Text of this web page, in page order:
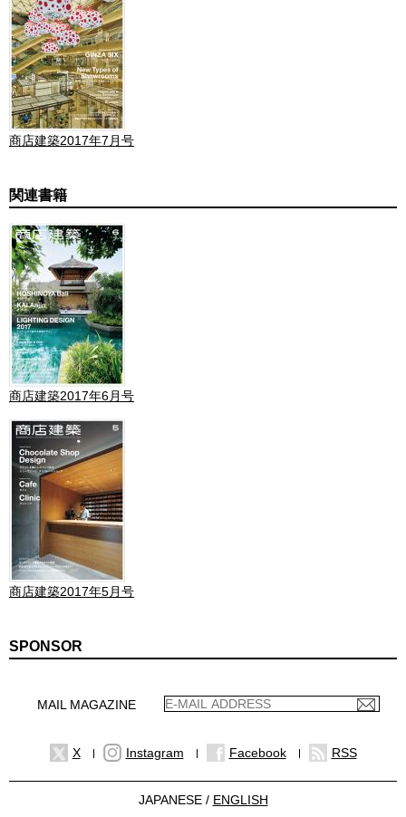
商店建築2017年7月号
関連書籍
商店建築2017年6月号
商店建築2017年5月号
SPONSOR
MAIL MAGAZINE
X Instagram Facebook RSS
JAPANESE / ENGLISH